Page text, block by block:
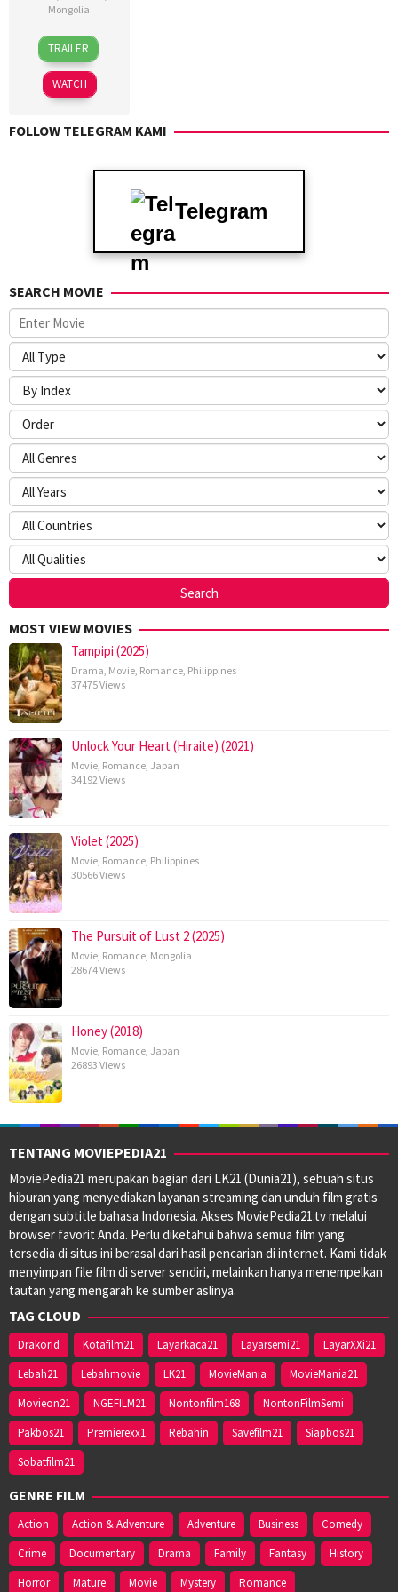
Mongolia
7
Feb
2025
B.BATDELGER
TRAILER
WATCH
FOLLOW TELEGRAM KAMI
Telegram
SEARCH MOVIE
MOST VIEW MOVIES
Tampipi (2025)
Drama Movie Romance Philippines
37475 Views
Unlock Your Heart (Hiraite) (2021)
Movie Romance Japan
34192 Views
Violet (2025)
Movie Romance Philippines
30566 Views
The Pursuit of Lust 2 (2025)
Movie Romance Mongolia
28674 Views
Honey (2018)
Movie Romance Japan
26893 Views
TENTANG MOVIEPEDIA21
MoviePedia21 merupakan bagian dari LK21 (Dunia21), sebuah situs
hiburan yang menyediakan layanan streaming dan unduh film gratis
dengan subtitle bahasa Indonesia. Akses MoviePedia21.tv melalui
browser favorit Anda. Perlu diketahui bahwa semua film yang
tersedia di situs ini berasal dari hasil pencarian di internet. Kami tidak
menyimpan file film di server sendiri, melainkan hanya menempelkan
tautan yang mengarah ke sumber aslinya.
TAG CLOUD
Drakorid Kotafilm21 Layarkaca21 Layarsemi21
LayarXXi21
Lebah21
Lebahmovie LK21 MovieMania
MovieMania21
Movieon21
NGEFILM21 Nontonfilm168
NontonFilmSemi
Pakbos21
Premierexx1 Rebahin Savefilm21
Siapbos21
Sobatfilm21
GENRE FILM
Action Action & Adventure Adventure Business
Comedy
Crime
Documentary Drama Family Fantasy
History
Horror
Mature Movie Mystery Romance